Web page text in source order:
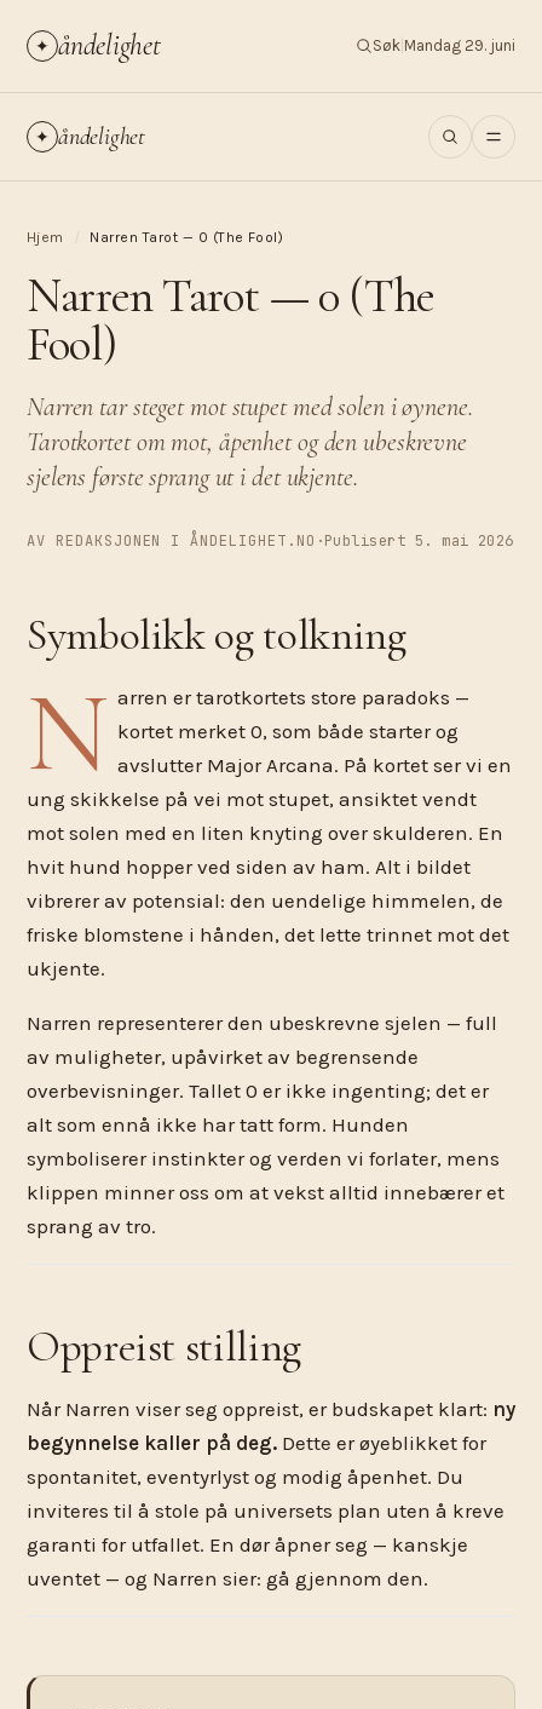
✦ åndelighet Søk Mandag 29. juni
✦ åndelighet
Hjem Narren Tarot — 0 (The Fool)
Narren Tarot — 0 (The
Fool)
Narren tar steget mot stupet med solen i øynene.
Tarotkortet om mot, åpenhet og den ubeskrevne
sjelens første sprang ut i det ukjente.
AV REDAKSJONEN I ÅNDELIGHET.NO ·Publisert 5. mai 2026
Symbolikk og tolkning
N arren er tarotkortets store paradoks —
kortet merket 0, som både starter og
avslutter Major Arcana. På kortet ser vi en
ung skikkelse på vei mot stupet, ansiktet vendt
mot solen med en liten knyting over skulderen. En
hvit hund hopper ved siden av ham. Alt i bildet
vibrerer av potensial: den uendelige himmelen, de
friske blomstene i hånden, det lette trinnet mot det
ukjente.
Narren representerer den ubeskrevne sjelen — full
av muligheter, upåvirket av begrensende
overbevisninger. Tallet 0 er ikke ingenting; det er
alt som ennå ikke har tatt form. Hunden
symboliserer instinkter og verden vi forlater, mens
klippen minner oss om at vekst alltid innebærer et
sprang av tro.
Oppreist stilling
Når Narren viser seg oppreist, er budskapet klart: ny
begynnelse kaller på deg. Dette er øyeblikket for
spontanitet, eventyrlyst og modig åpenhet. Du
inviteres til å stole på universets plan uten å kreve
garanti for utfallet. En dør åpner seg — kanskje
uventet — og Narren sier: gå gjennom den.